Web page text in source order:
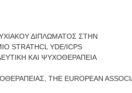
ΔΙΠΛΩΜΑΤΟΣ ΣΤΗΝ
YDE/ICPS
ΚΑΙ ΨΥΧΟΘΕΡΑΠΕΙΑ
THE EUROPEAN